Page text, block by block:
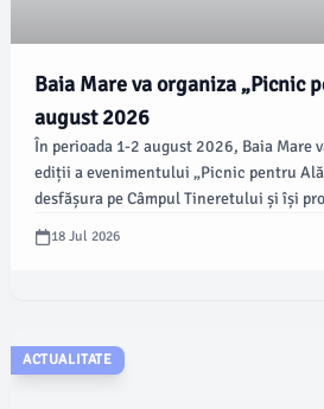
Baia Mare va organiza „Picnic
august 2026
În perioada 1-2 august 2026, Baia Mare
ediții a evenimentului „Picnic pentru
desfășura pe Câmpul Tineretului și își
stil de viață sănătos pentru familii și
activități interactive.
18 Jul 2026
ACTUALITATE